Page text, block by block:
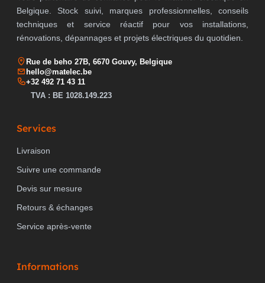
Belgique. Stock suivi, marques professionnelles, conseils
techniques et service réactif pour vos installations,
rénovations, dépannages et projets électriques du quotidien.
Rue de beho 27B, 6670 Gouvy, Belgique
hello@matelec.be
+32 492 71 43 11
TVA : BE 1028.149.223
Services
Livraison
Suivre une commande
Devis sur mesure
Retours & échanges
Service après-vente
Informations